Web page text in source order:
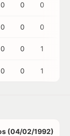
0 0 0
0 0 0
0 0 1
0 0 1
(04/02/1992)